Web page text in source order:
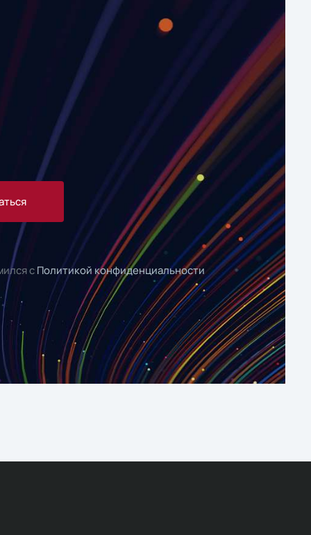
сПолитикой конфиденциальности